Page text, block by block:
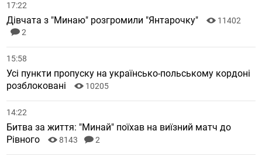
17:22
Дівчата з "Минаю" розгромили "Янтарочку"
11402
2
15:58
Усі пункти пропуску на українсько-польському кордоні
розблоковані
10205
14:22
Битва за життя: "Минай" поїхав на виїзний матч до
Рівного
8143 2